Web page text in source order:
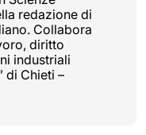
redazione di
Collabora
diritto
industriali
di Chieti –